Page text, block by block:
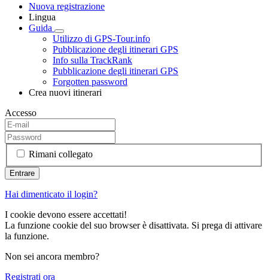
Nuova registrazione
Lingua
Guida
Utilizzo di GPS-Tour.info
Pubblicazione degli itinerari GPS
Info sulla TrackRank
Pubblicazione degli itinerari GPS
Forgotten password
Crea nuovi itinerari
Accesso
Rimani collegato
Hai dimenticato il login?
I cookie devono essere accettati!
La funzione cookie del suo browser è disattivata. Si prega di attivare
la funzione.
Non sei ancora membro?
Registrati ora